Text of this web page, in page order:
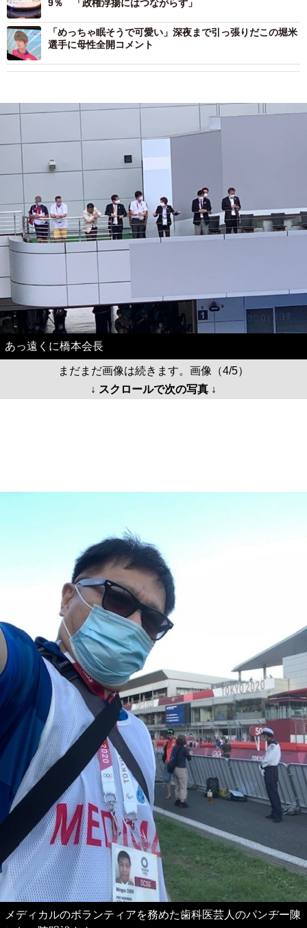
9％ 「政権浮揚にはつながらず」
「めっちゃ眠そうで可愛い」深夜まで引っ張りだこの堀米
選手に母性全開コメント
あっ遠くに橋本会長
まだまだ画像は続きます。画像（4/5）
↓ スクロールで次の写真 ↓
メディカルのボランティアを務めた歯科医芸人のパンヂー陳